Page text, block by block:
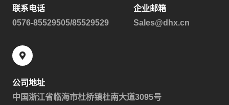
联系电话
0576-85529505/85529529
企业邮箱
Sales@dhx.cn
公司地址
中国浙江省临海市杜桥镇杜南大道3095号